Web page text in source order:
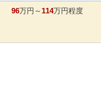
96万円～ 114万円程度